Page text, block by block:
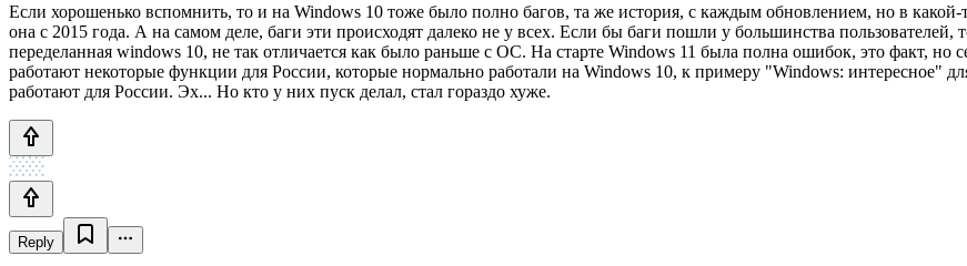
Если хорошенько вспомнить, то и на Windows 10 тоже было полно багов, та же история, с каждым обновлением, но в
она с 2015 года. А на самом деле, баги эти происходят далеко не у всех. Если бы баги пошли у большинства
переделанная windows 10, не так отличается как было раньше с ОС. На старте Windows 11 была полна ошибок, это факт, но
работают некоторые функции для России, которые нормально работали на Windows 10, к примеру "Windows: интересное"
работают для России. Эх... Но кто у них пуск делал, стал гораздо хуже.
Reply